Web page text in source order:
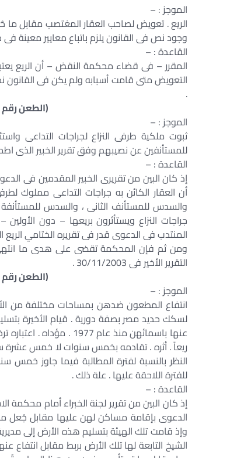
الموجز : –
الريع . تعويض لصاحب العقار المغتصب مقابل
وجود نص فى القانون يلزم باتباع معايير معينة
القاعدة : –
المقرر – فى قضاء محكمة النقض – أن الريع
التعويض متى قامت أسبابه ولم يكن فى
.
(الطعن رقم 3770 لسنة 77 جلسة 2017/05/25)
الموجز : –
ثبوت ملكية طرفى النزاع لجراجات التداعى
للمستأنفين عن نصيبهم وفق تقرير الخبير الذى
القاعدة : –
إذ كان البين من تقريرى الخبير المقدمين فى
أن العقار الكائن به جراجات التداعى مملوك
والسدس للمستأنف الثانى ، والسدس للمستأنفة
المنتدب فى الدعوى قدر فى تقريره الختامي
التقرير الأخير فى 30/11/2003 .
(الطعن رقم 3770 لسنة 77 جلسة 2017/05/25)
الموجز : –
انتفاع المطعون ضدهن بمساحات مختلفة من
لسكك حديد مصر بصفة دورية . قيام الأخيرة
عنها باسمائهن منذ عام
ريعاً . أثره . تقادمه بخمس سنوات لا خمس عشرة
النظر بالنسبة لفترة المطالبة فيما جاوز
للفترة اللاحقة عليها . علة ذلك .
القاعدة : –
إذ كان البين من تقرير لجنة الخبراء أمام
الدعوى بإقامة مساكن لهن عليها مقابل جُعل
وإذ قامت تلك الهيئة بتسليم هذه الأرض إلى